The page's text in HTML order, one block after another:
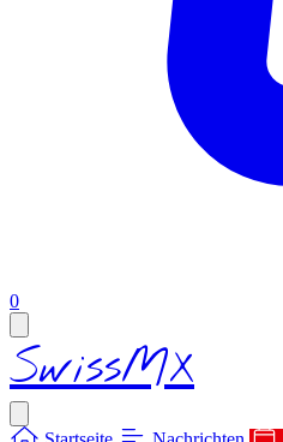
0items in cart, view bag
SwissMX